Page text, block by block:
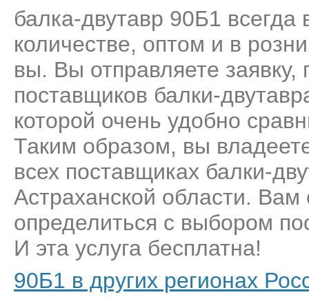
балка-двутавр 90Б1
количестве, оптом и в
вы. Вы отправляете заявку,
поставщиков балки-
которой очень удобно
Таким образом, вы
всех поставщиках балки-
Астраханской области. Вам
определиться с выбором
И эта услуга бесплатна!
90Б1 в других регионах